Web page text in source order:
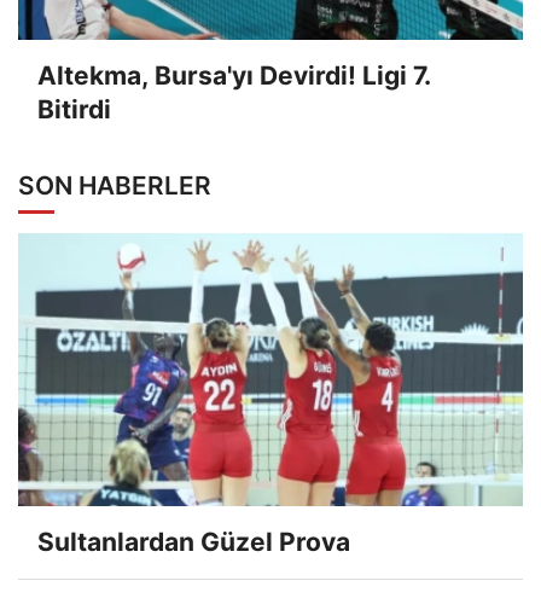
Altekma, Bursa'yı Devirdi! Ligi 7.
Bitirdi
SON HABERLER
Sultanlardan Güzel Prova